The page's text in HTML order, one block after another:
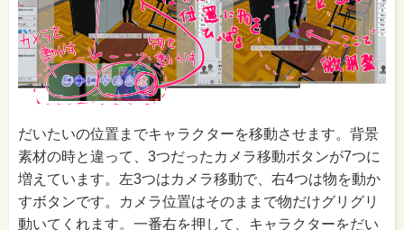
だいたいの位置までキャラクターを移動させます。背景
素材の時と違って、3つだったカメラ移動ボタンが7つに
増えています。左3つはカメラ移動で、右4つは物を動か
すボタンです。カメラ位置はそのままで物だけグリグリ
動いてくれます。一番右を押して、キャラクターをだい